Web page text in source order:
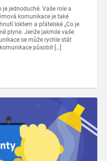
je jednoduché. Vaše role a
komunikace je také
loktem a přátelské „Co je
plyne. Jenže jakmile vaše
se může rychle stát
působit […]